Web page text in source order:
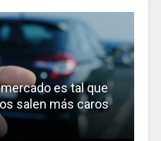
es tal que
salen más caros